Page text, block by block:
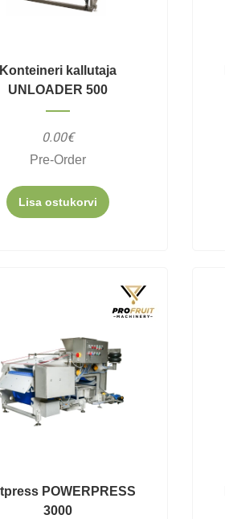
Konteineri kallutaja
UNLOADER 500
0.00€
Pre-Order
Lisa ostukorvi
POWERPRESS
3000